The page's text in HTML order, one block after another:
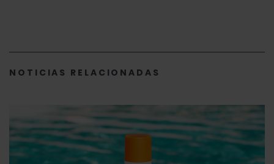
NOTICIAS RELACIONADAS